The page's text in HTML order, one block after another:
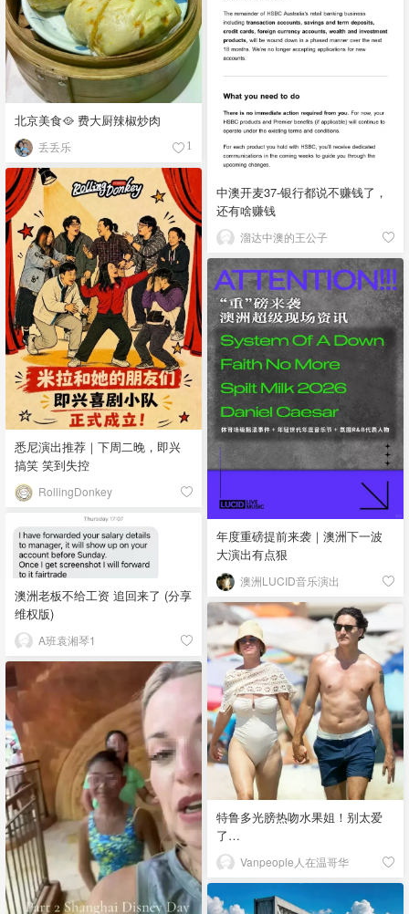
北京美食🥘 费大厨辣椒炒肉
丢丢乐 1
中澳开麦37-银行都说不赚钱了，
还有啥赚钱
溜达中澳的王公子
悉尼演出推荐｜下周二晚，即兴
搞笑 笑到失控
RollingDonkey
年度重磅提前来袭｜澳洲下一波
大演出有点狠
澳洲LUCID音乐演出
澳洲老板不给工资 追回来了 (分享
维权版)
A班袁湘琴1
特鲁多光膀热吻水果姐！别太爱
了…
Vanpeople人在温哥华